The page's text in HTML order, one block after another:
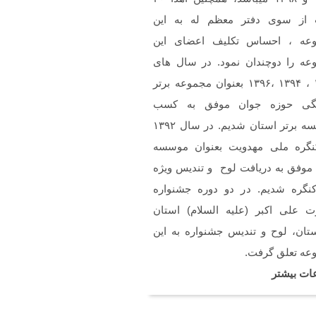
نباشین فایل صوتی
سرود حجاب فاطمی رو
.(دختران بهشتی)
از سوی دفتر معظم له به این
، احساس تکلیف اعضای این
را دوچندان نمود. در سال های
۱۳۹۲ ، ۱۳۹۴ ،۱۳۹۶ بعنوان مجموعه برتر
حوزه جوان موفق به کسب
موسسه برتر استان شدیم. در سال ۱۳۹۲
ملی مهدویت بعنوان موسسه
موفق به دریافت لوح و تندیس ویژه
شدیم. در دو دوره جشنواره
علی اکبر (علیه السلام) استان
لوح و تندیس جشنواره به این
تعلق گرفت.
بیشتر